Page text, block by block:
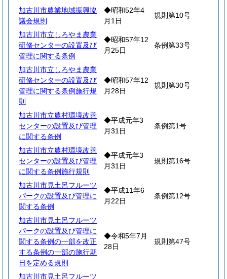
加古川市農業地域振興協
議会規則
◆昭和52年4
月1日
規則第10号
加古川市立しろやま農業
研修センターの設置及び
管理に関する条例
◆昭和57年12
月25日
条例第33号
加古川市立しろやま農業
研修センターの設置及び
管理に関する条例施行規
則
◆昭和57年12
月28日
規則第30号
加古川市立農村環境改善
センターの設置及び管理
に関する条例
◆平成元年3
月31日
条例第1号
加古川市立農村環境改善
センターの設置及び管理
に関する条例施行規則
◆平成元年3
月31日
規則第16号
加古川市見土呂フルーツ
パークの設置及び管理に
関する条例
◆平成11年6
月22日
条例第12号
加古川市見土呂フルーツ
パークの設置及び管理に
関する条例の一部を改正
する条例の一部の施行期
日を定める規則
◆令和5年7月
28日
規則第47号
加古川市見土呂フルーツ